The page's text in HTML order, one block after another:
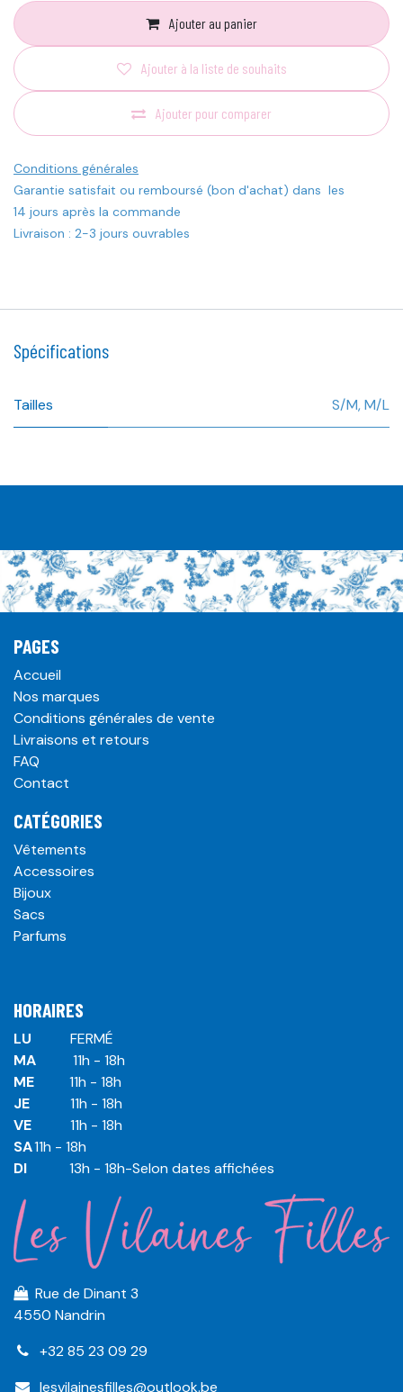
Ajouter au panier
Ajouter pour comparer
Ajouter à la liste de souhaits
Conditions générales
Garantie satisfait ou remboursé (bon d'achat) dans les
14 jours après la commande
Livraison : 2-3 jours ouvrables
Spécifications
Tailles S/M,M/L
PAGES
Accueil
Nos marques
Conditions générales de vente
Livraisons et retours
FAQ
Contact
CATÉGORIES
Vêtements
Accessoires
Bijoux
Sacs
Parfums
HORAIRES
LU
​ ​FERMÉ
MA
​11h - 18h
ME
​11h - 18h
JE
​​11h - 18h
VE
​​​11h - 18h
SA​​​11h - 18h
DI
​​​ 13h - 18h-Selon dates affichées
Rue de Dinant 3
4550 Nandrin
+32 85 23 09 29
lesvilainesfilles@outlook.be